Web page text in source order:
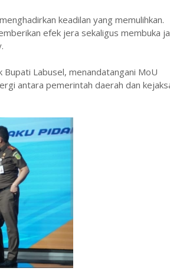
keadilan yang memulihkan.
efek jera sekaligus membuka
Labusel, menandatangani MoU
antara pemerintah daerah dan